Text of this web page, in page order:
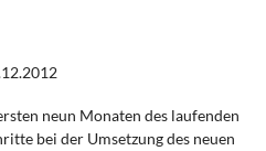
und Finanzpolitik
neun Monaten des laufenden
bei der Umsetzung des neuen